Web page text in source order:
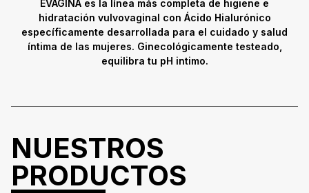
EVAGINA es la línea más completa de higiene e
hidratación vulvovaginal con Ácido Hialurónico
específicamente desarrollada para el cuidado y salud
íntima de las mujeres. Ginecológicamente testeado,
equilibra tu pH intimo.
NUESTROS
PRODUCTOS